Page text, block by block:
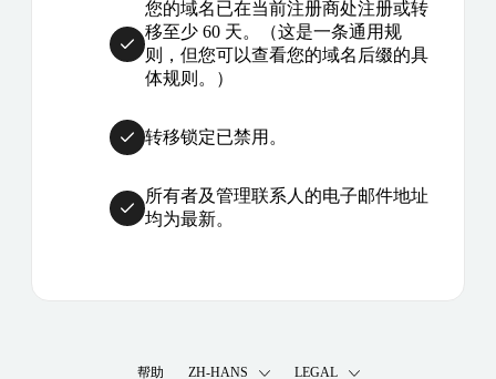
您的域名已在当前注册商处注册或转
移至少 60 天。（这是一条通用规
则，但您可以查看您的域名后缀的具
体规则。）
转移锁定已禁用。
所有者及管理联系人的电子邮件地址
均为最新。
帮助 ZH-HANS LEGAL